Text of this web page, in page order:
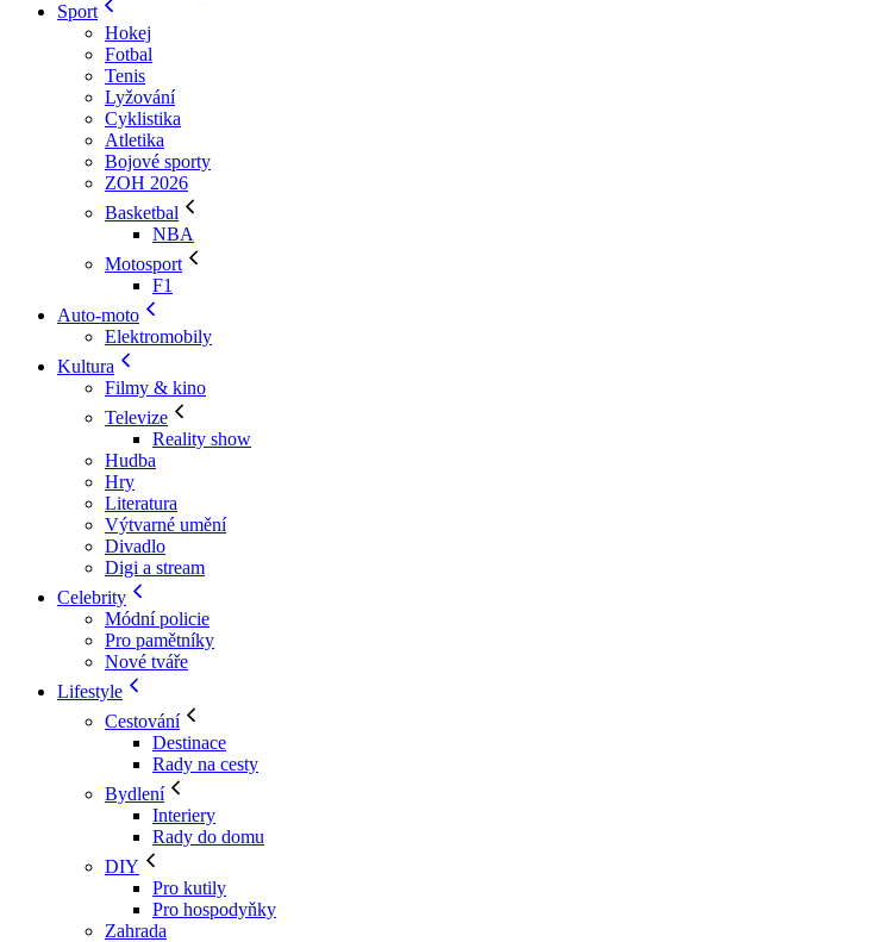
Sport
Hokej
Fotbal
Tenis
Lyžování
Cyklistika
Atletika
Bojové sporty
ZOH 2026
Basketbal
NBA
Motosport
F1
Auto-moto
Elektromobily
Kultura
Filmy & kino
Televize
Reality show
Hudba
Hry
Literatura
Výtvarné umění
Divadlo
Digi a stream
Celebrity
Módní policie
Pro pamětníky
Nové tváře
Lifestyle
Cestování
Destinace
Rady na cesty
Bydlení
Interiery
Rady do domu
DIY
Pro kutily
Pro hospodyňky
Zahrada